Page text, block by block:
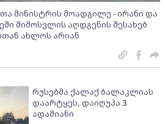
მინისტრის მოადგილე - ირანი და
მიმოსვლის აღდგენის შესახებ
ახლოს არიან
რუსებმა ქალაქ ბალაკლიას
დაარტყეს, დაიღუპა 3
ადამიანი